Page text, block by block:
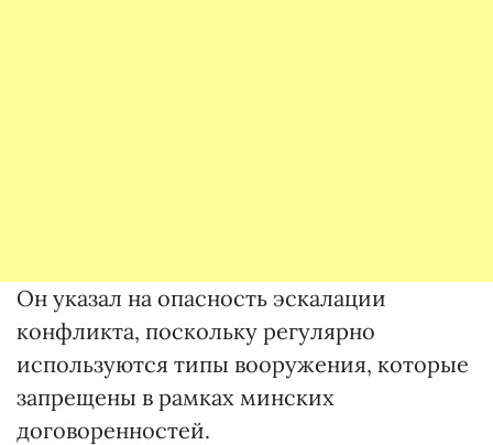
Он указал на опасность эскалации
конфликта, поскольку регулярно
используются типы вооружения, которые
запрещены в рамках минских
договоренностей.